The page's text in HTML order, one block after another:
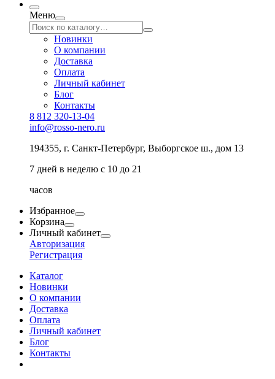
Меню
Новинки
О компании
Доставка
Оплата
Личный кабинет
Блог
Контакты
8 812 320-13-04
info@rosso-nero.ru
194355, г. Санкт-Петербург, Выборгское ш., дом 13
7 дней в неделю с 10 до 21
часов
Избранное
Корзина
Личный кабинет
Авторизация
Регистрация
Каталог
Новинки
О компании
Доставка
Оплата
Личный кабинет
Блог
Контакты